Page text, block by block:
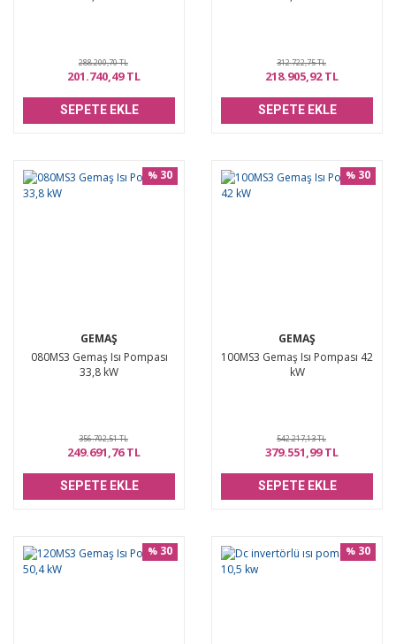
288.200,70 TL
201.740,49 TL
SEPETE EKLE
312.722,75 TL
218.905,92 TL
SEPETE EKLE
GEMAŞ
080MS3 Gemaş Isı Pompası
33,8 kW
% 30
356.702,51 TL
249.691,76 TL
SEPETE EKLE
GEMAŞ
100MS3 Gemaş Isı Pompası 42
kW
% 30
542.217,13 TL
379.551,99 TL
SEPETE EKLE
% 30 % 30